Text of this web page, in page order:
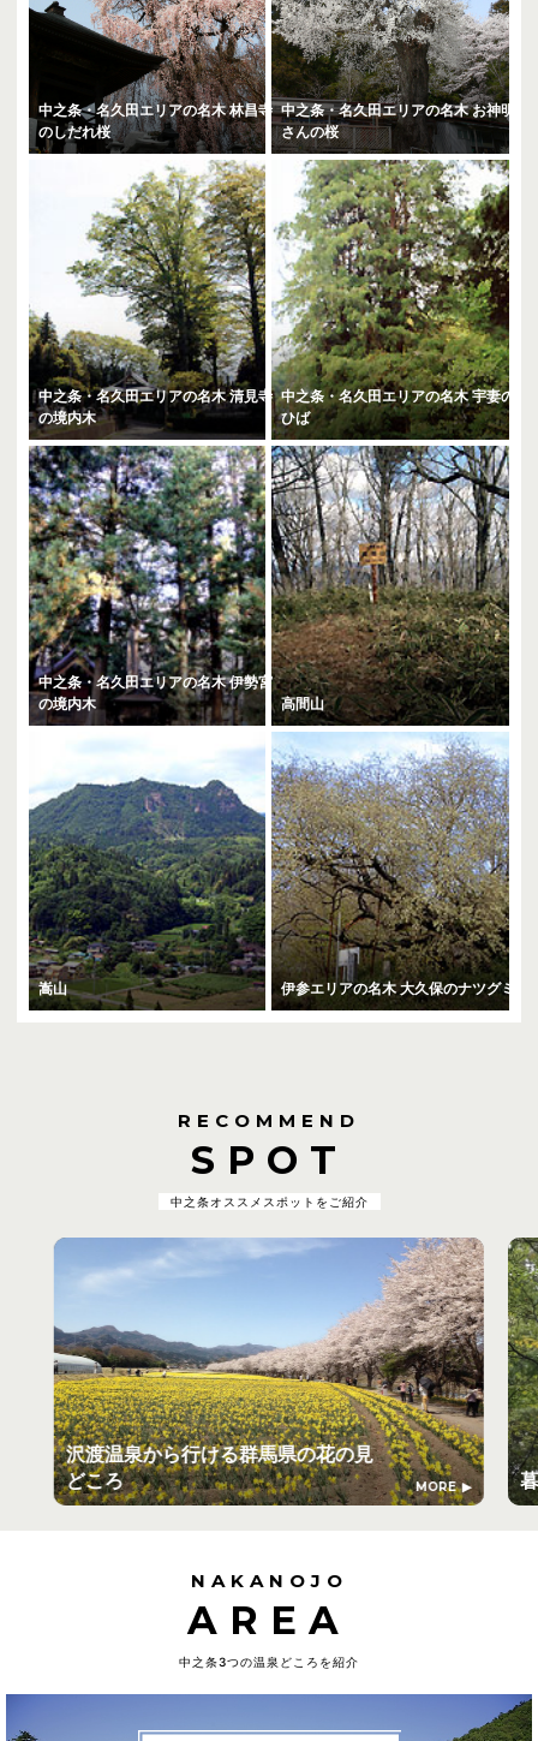
中之条・名久田エリアの名木 林昌寺
のしだれ桜
中之条・名久田エリアの名木 お神明
さんの桜
中之条・名久田エリアの名木 清見寺
の境内木
中之条・名久田エリアの名木 宇妻の
ひば
中之条・名久田エリアの名木 伊勢宮
の境内木
高間山
嵩山 伊参エリアの名木 大久保のナツグミ
RECOMMEND
SPOT
中之条オススメスポットをご紹介
沢渡温泉から行ける群馬県の花の見
どころ
MORE
NAKANOJO
AREA
中之条3つの温泉どころを紹介